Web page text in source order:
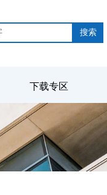
搜索
下载专区